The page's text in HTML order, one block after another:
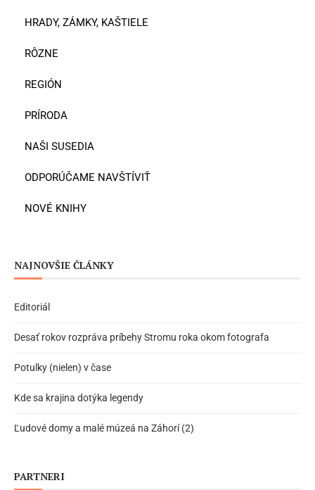
HRADY, ZÁMKY, KAŠTIELE
RÔZNE
REGIÓN
PRÍRODA
NAŠI SUSEDIA
ODPORÚČAME NAVŠTÍVIŤ
NOVÉ KNIHY
NAJNOVŠIE ČLÁNKY
Editoriál
Desať rokov rozpráva príbehy Stromu roka okom fotografa
Potulky (nielen) v čase
Kde sa krajina dotýka legendy
Ľudové domy a malé múzeá na Záhorí (2)
PARTNERI